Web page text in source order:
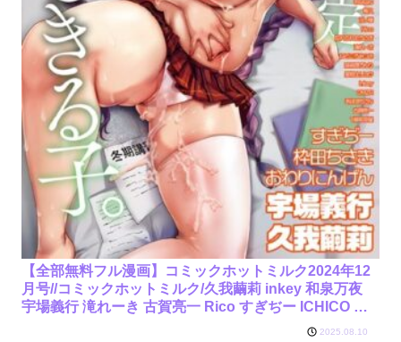
【全部無料フル漫画】コミックホットミルク2024年12
月号//コミックホットミルク/久我繭莉 inkey 和泉万夜
宇場義行 滝れーき 古賀亮一 Rico すぎぢー ICHICO お
なぱん あほすたさん 1億年惑星 論倫理ろんり 梅久 沙ノ
2025.08.10